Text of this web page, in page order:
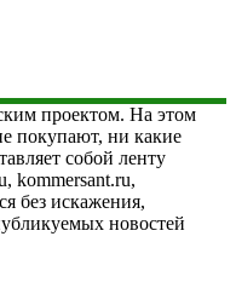
проектом. На этом
покупают, ни какие
собой ленту
kommersant.ru,
без искажения,
новостей